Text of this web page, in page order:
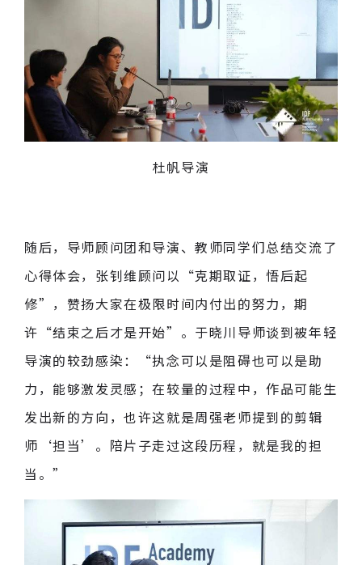
杜帆导演
随后，导师顾问团和导演、教师同学们总结交流了
心得体会，张钊维顾问以“克期取证，悟后起
修”，赞扬大家在极限时间内付出的努力，期
许“结束之后才是开始”。于晓川导师谈到被年轻
导演的较劲感染：“执念可以是阻碍也可以是助
力，能够激发灵感；在较量的过程中，作品可能生
发出新的方向，也许这就是周强老师提到的剪辑
师‘担当’。陪片子走过这段历程，就是我的担
当。”